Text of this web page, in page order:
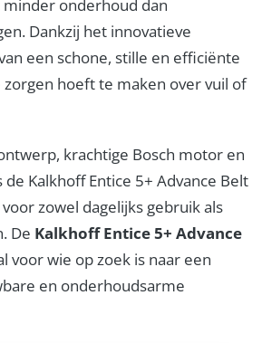
onderhoud dan
Dankzij het innovatieve
een schone, stille en efficiënte
hoeft te maken over vuil of
krachtige Bosch motor en
de Kalkhoff Entice 5+ Advance Belt
zowel dagelijks gebruik als
De Kalkhoff Entice 5+ Advance
voor wie op zoek is naar een
en onderhoudsarme